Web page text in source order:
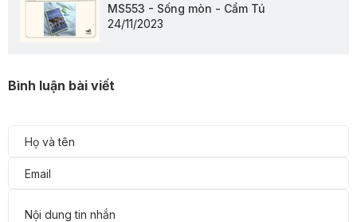
MS553 - Sống mòn - Cẩm Tú
24/11/2023
Bình luận bài viết